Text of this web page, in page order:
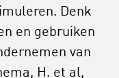
Denk
en gebruiken
van
H. et al,